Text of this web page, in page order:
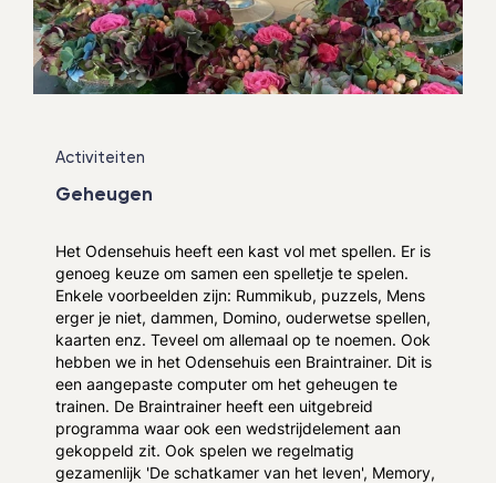
Activiteiten
Geheugen
Het Odensehuis heeft een kast vol met spellen. Er is
genoeg keuze om samen een spelletje te spelen.
Enkele voorbeelden zijn: Rummikub, puzzels, Mens
erger je niet, dammen, Domino, ouderwetse spellen,
kaarten enz. Teveel om allemaal op te noemen. Ook
hebben we in het Odensehuis een Braintrainer. Dit is
een aangepaste computer om het geheugen te
trainen. De Braintrainer heeft een uitgebreid
programma waar ook een wedstrijdelement aan
gekoppeld zit. Ook spelen we regelmatig
gezamenlijk 'De schatkamer van het leven', Memory,